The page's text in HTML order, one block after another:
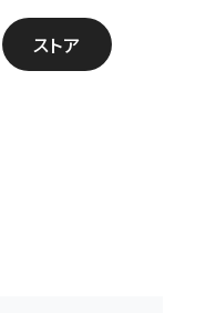
ストア